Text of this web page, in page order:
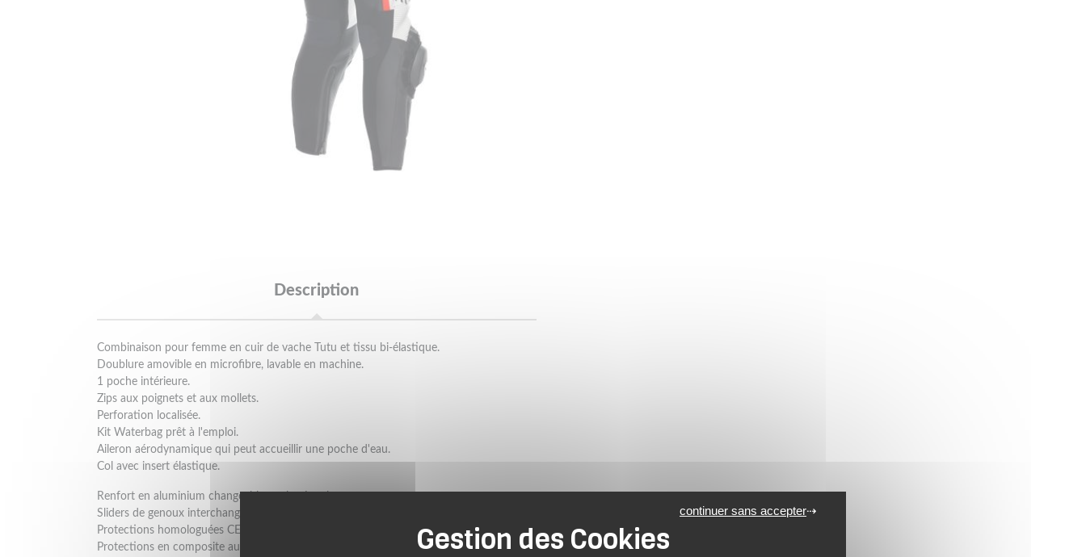
Description
Combinaison pour femme en cuir de vache Tutu et tissu bi-élastique.
Doublure amovible en microfibre, lavable en machine.
1 poche intérieure.
Zips aux poignets et aux mollets.
Perforation localisée.
Kit Waterbag prêt à l'emploi.
Aileron aérodynamique qui peut accueillir une poche d'eau.
Col avec insert élastique.
Renfort en aluminium changeable sur les épaules.
Sliders de genoux interchangeables.
Protections homologuées CE Pro-Shape 2.0 aux hanches.
Protections en composite au épaules, au coudes et aux genoux.
continuer sans accepter